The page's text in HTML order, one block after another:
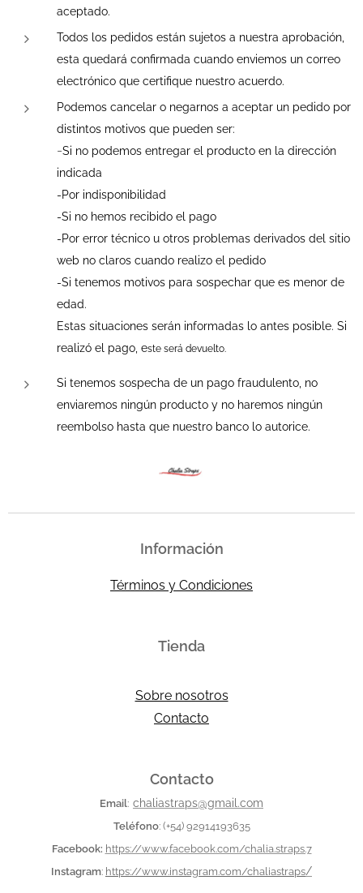
aceptado.
Todos los pedidos están sujetos a nuestra aprobación,
esta quedará confirmada cuando enviemos un correo
electrónico que certifique nuestro acuerdo.
Podemos cancelar o negarnos a aceptar un pedido por
distintos motivos que pueden ser:
-Si no podemos entregar el producto en la dirección
indicada
-Por indisponibilidad
-Si no hemos recibido el pago
-Por error técnico u otros problemas derivados del sitio
web no claros cuando realizo el pedido
-Si tenemos motivos para sospechar que es menor de
edad.
Estas situaciones serán informadas lo antes posible. Si
realizó el pago, este será devuelto.
Si tenemos sospecha de un pago fraudulento, no
enviaremos ningún producto y no haremos ningún
reembolso hasta que nuestro banco lo autorice.
Información
Términos y Condiciones
Tienda
Sobre nosotros
Contacto
Contacto
Email: chaliastraps@gmail.com
Teléfono: (+54) 92914193635
Facebook: https://www.facebook.com/chalia.straps.7
Instagram: https://www.instagram.com/chaliastraps/